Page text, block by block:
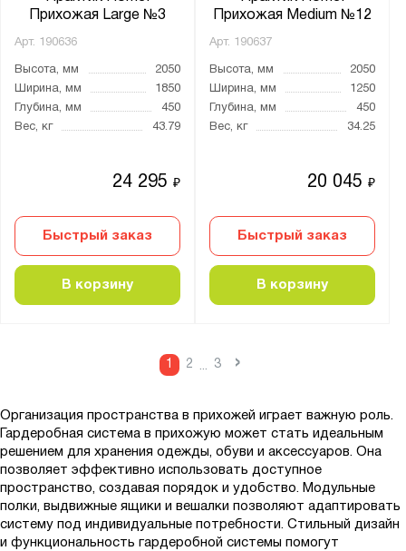
Прихожая Large №3
Арт. 190636
Высота, мм
2050
Ширина, мм
1850
Глубина, мм
450
Вес, кг
43.79
24 295₽
Быстрый заказ
В корзину
Прихожая Medium №12
Арт. 190637
Высота, мм
2050
Ширина, мм
1250
Глубина, мм
450
Вес, кг
34.25
20 045₽
Быстрый заказ
В корзину
1 2 ... 3 ›
Организация пространства в прихожей играет важную роль.
Гардеробная система в прихожую может стать идеальным
решением для хранения одежды, обуви и аксессуаров. Она
позволяет эффективно использовать доступное
пространство, создавая порядок и удобство. Модульные
полки, выдвижные ящики и вешалки позволяют адаптировать
систему под индивидуальные потребности. Стильный дизайн
и функциональность гардеробной системы помогут